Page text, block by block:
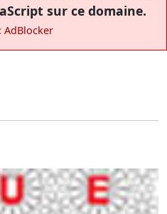
sur ce domaine.
AdBlocker